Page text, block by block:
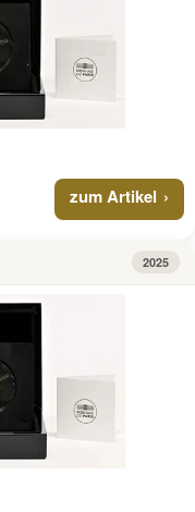
zum Artikel
2025